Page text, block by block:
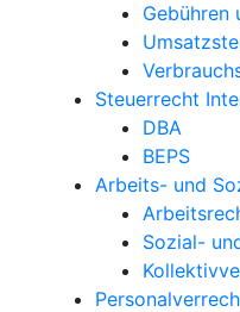
Gebühren
Steuerrecht
DBA
BEPS
Arbeits- und
Sozial-